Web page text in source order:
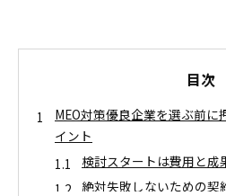
目次
MEO対策優良企業を選ぶ前に
イント
検討スタートは費用と成
絶対失敗しないための契